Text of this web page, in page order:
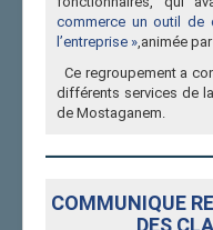
commerce un outil de
l’entreprise »,animée
Ce regroupement a
différents services de
de Mostaganem.
COMMUNIQUE
DES